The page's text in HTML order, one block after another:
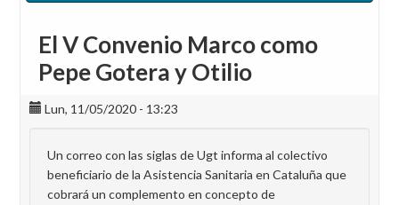
El V Convenio Marco como
Pepe Gotera y Otilio
Lun, 11/05/2020 - 13:23
Un correo con las siglas de Ugt informa al colectivo
beneficiario de la Asistencia Sanitaria en Cataluña que
cobrará un complemento en concepto de